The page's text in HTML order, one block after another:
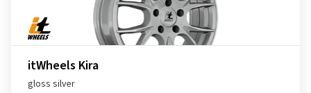
itWheels Kira
gloss silver